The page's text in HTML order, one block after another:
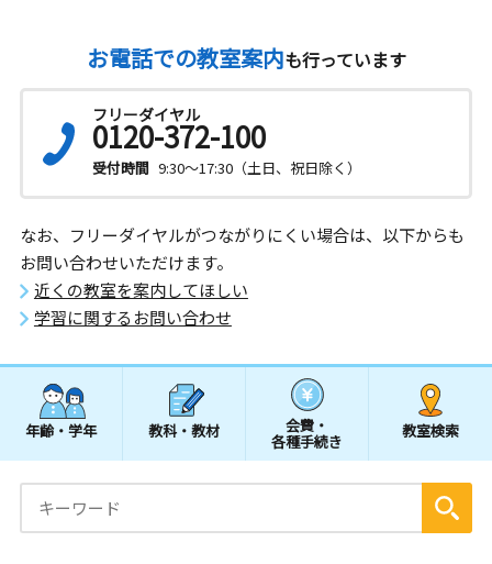
お電話での教室案内も行っています
フリーダイヤル
0120-372-100
受付時間 9:30～17:30（土日、祝日除く）
なお、フリーダイヤルがつながりにくい場合は、以下からも
お問い合わせいただけます。
近くの教室を案内してほしい
学習に関するお問い合わせ
年齢・学年 教科・教材 会費・
各種手続き
教室検索